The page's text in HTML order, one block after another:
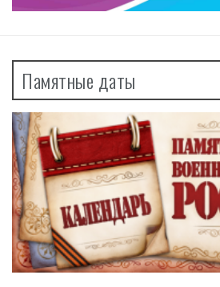
Памятные даты